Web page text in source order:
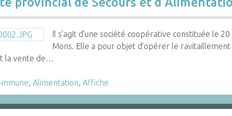
Il s’agit d’une société coopérative constituée le
Mons. Elle a pour objet d’opérer le
la vente de…
, Alimentation, Affiche